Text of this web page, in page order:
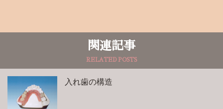
関連記事
RELATED POSTS
入れ歯の構造